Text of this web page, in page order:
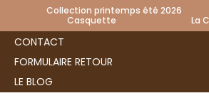
Collection printemps été
Casquette La
CONTACT
FORMULAIRE RETOUR
LE BLOG